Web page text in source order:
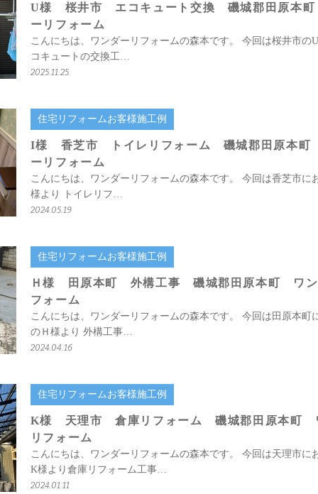
U様 桜井市 エコキュート交換 磯城郡田原本
ーリフォーム
こんにちは、ワンダーリフォームの森本です。 今回は桜井市の
コキュートの交換工…
2025.11.25
住宅リフォームお客様施工例
I様 香芝市 トイレリフォーム 磯城郡田原本町
ーリフォーム
こんにちは、ワンダーリフォームの森本です。 今回は香芝市に
様より トイレリフ…
2024.05.19
住宅リフォームお客様施工例
Ｈ様 田原本町 外構工事 磯城郡田原本町 ワン
フォーム
こんにちは、ワンダーリフォームの森本です。 今回は田原本町
のＨ様より 外構工事…
2024.04.16
住宅リフォームお客様施工例
K様 天理市 倉庫リフォーム 磯城郡田原本町
リフォーム
こんにちは、ワンダーリフォームの森本です。 今回は天理市に
K様より倉庫リフォーム工事…
2024.01.11